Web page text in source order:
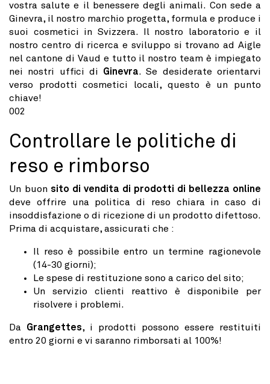
vostra salute e il benessere degli animali. Con sede a
Ginevra, il nostro marchio progetta, formula e produce i
suoi cosmetici in Svizzera. Il nostro laboratorio e il
nostro centro di ricerca e sviluppo si trovano ad Aigle
nel cantone di Vaud e tutto il nostro team è impiegato
nei nostri uffici di Ginevra. Se desiderate orientarvi
verso prodotti cosmetici locali, questo è un punto
chiave!
002
Controllare le politiche di
reso e rimborso
Un buon sito di vendita di prodotti di bellezza online
deve offrire una politica di reso chiara in caso di
insoddisfazione o di ricezione di un prodotto difettoso.
Prima di acquistare, assicurati che :
Il reso è possibile entro un termine ragionevole
(14-30 giorni);
Le spese di restituzione sono a carico del sito;
Un servizio clienti reattivo è disponibile per
risolvere i problemi.
Da Grangettes, i prodotti possono essere restituiti
entro 20 giorni e vi saranno rimborsati al 100%!